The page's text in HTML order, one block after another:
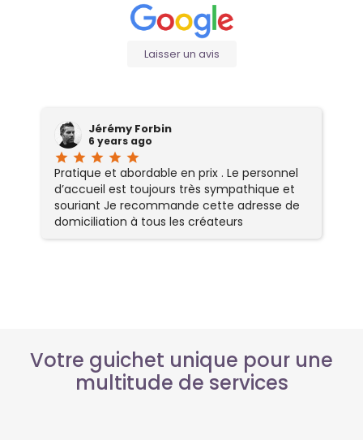
Laisser un avis
Jérémy Forbin
6 years ago
star star star star star
Pratique et abordable en prix . Le personnel
d’accueil est toujours très sympathique et
souriant Je recommande cette adresse de
domiciliation à tous les créateurs
d'entreprise.
Votre guichet unique pour une
multitude de services